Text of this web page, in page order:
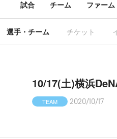
試合 チーム ファーム
選手・チーム チケット
10/17(土)横浜
TEAM 2020/10/17